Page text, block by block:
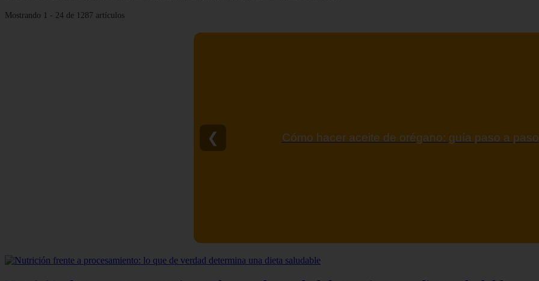
Mostrando 1 - 24 de 1287 artículos
Contraindicaciones del espino amarillo: conocelas
❮